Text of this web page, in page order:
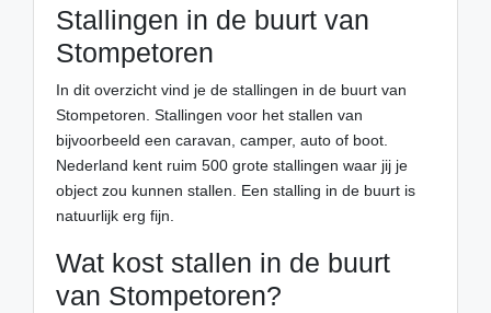
Stallingen in de buurt van
Stompetoren
In dit overzicht vind je de stallingen in de buurt van
Stompetoren. Stallingen voor het stallen van
bijvoorbeeld een caravan, camper, auto of boot.
Nederland kent ruim 500 grote stallingen waar jij je
object zou kunnen stallen. Een stalling in de buurt is
natuurlijk erg fijn.
Wat kost stallen in de buurt
van Stompetoren?